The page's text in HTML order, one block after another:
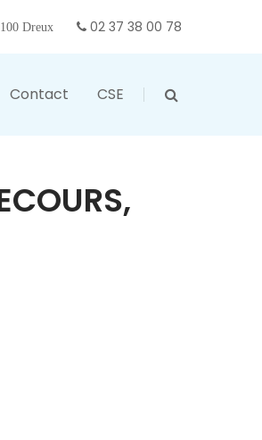
Dreux 02 37 38 00 78
Contact CSE